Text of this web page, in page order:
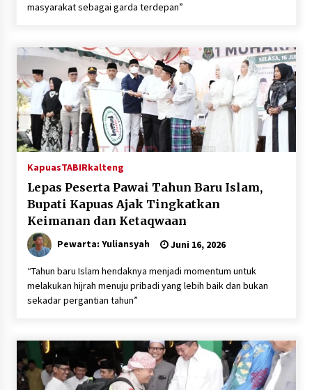
masyarakat sebagai garda terdepan”
KapuasTABIRkalteng
Lepas Peserta Pawai Tahun Baru Islam,
Bupati Kapuas Ajak Tingkatkan
Keimanan dan Ketaqwaan
Pewarta: Yuliansyah Juni 16, 2026
“Tahun baru Islam hendaknya menjadi momentum untuk
melakukan hijrah menuju pribadi yang lebih baik dan bukan
sekadar pergantian tahun”